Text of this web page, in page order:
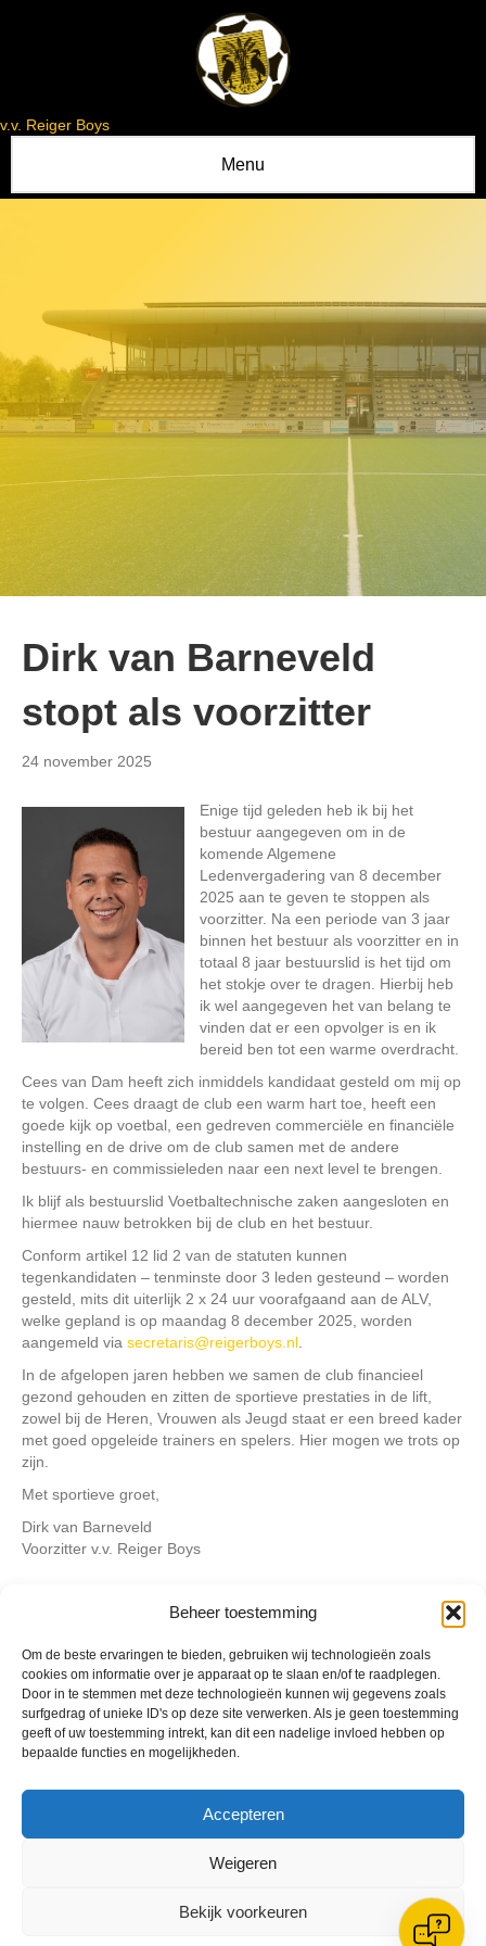
Beheer toestemming
Om de beste ervaringen te bieden, gebruiken wij technologieën zoals
cookies om informatie over je apparaat op te slaan en/of te raadplegen.
Door in te stemmen met deze technologieën kunnen wij gegevens zoals
surfgedrag of unieke ID's op deze site verwerken. Als je geen toestemming
geeft of uw toestemming intrekt, kan dit een nadelige invloed hebben op
bepaalde functies en mogelijkheden.
Accepteren
Weigeren
Bekijk voorkeuren
v.v. Reiger Boys
Menu
Dirk van Barneveld
stopt als voorzitter
24 november 2025
Enige tijd geleden heb ik bij het
bestuur aangegeven om in de
komende Algemene
Ledenvergadering van 8 december
2025 aan te geven te stoppen als
voorzitter. Na een periode van 3 jaar
binnen het bestuur als voorzitter en in
totaal 8 jaar bestuurslid is het tijd om
het stokje over te dragen. Hierbij heb
ik wel aangegeven het van belang te
vinden dat er een opvolger is en ik
bereid ben tot een warme overdracht.
Cees van Dam heeft zich inmiddels kandidaat gesteld om mij op
te volgen. Cees draagt de club een warm hart toe, heeft een
goede kijk op voetbal, een gedreven commerciële en financiële
instelling en de drive om de club samen met de andere
bestuurs- en commissieleden naar een next level te brengen.
Ik blijf als bestuurslid Voetbaltechnische zaken aangesloten en
hiermee nauw betrokken bij de club en het bestuur.
Conform artikel 12 lid 2 van de statuten kunnen
tegenkandidaten – tenminste door 3 leden gesteund – worden
gesteld, mits dit uiterlijk 2 x 24 uur voorafgaand aan de ALV,
welke gepland is op maandag 8 december 2025, worden
aangemeld via secretaris@reigerboys.nl
In de afgelopen jaren hebben we samen de club financieel
gezond gehouden en zitten de sportieve prestaties in de lift,
zowel bij de Heren, Vrouwen als Jeugd staat er een breed kader
met goed opgeleide trainers en spelers. Hier mogen we trots op
zijn.
Met sportieve groet,
Dirk van Barneveld
Voorzitter v.v. Reiger Boys
Berichten seizoen 2025-2026
VV Reiger Boys